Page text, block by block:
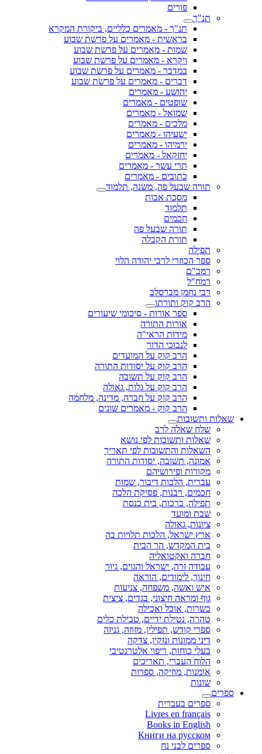
פורים
תנ"ך
תנ"ך - מאמרים כלליים, ביקורת המקרא
בראשית - מאמרים על פרשת שבוע
שמות - מאמרים על פרשת שבוע
ויקרא - מאמרים על פרשת שבוע
במדבר - מאמרים על פרשת שבוע
דברים - מאמרים על פרשת שבוע
יהושע - מאמרים
שופטים - מאמרים
שמואל - מאמרים
מלכים - מאמרים
ישעיהו - מאמרים
ירמיהו - מאמרים
יחזקאל - מאמרים
תרי עשר - מאמרים
כתובים - מאמרים
תורה שבעל פה, משנה, תלמוד
מסכת אבות
תלמוד
חכמים
תורה שבעל פה
תורת הקבלה
תפילה
ספר הכוזרי לרבי יהודה הלוי
רמב"ם
רמח"ל
רבי נחמן מברסלב
הרב קוק ותורתו
ספר אורות - סיכומי שיעורים
אורות התורה
מידות הראי"ה
לנבוכי הדור
הרב קוק על המועדים
הרב קוק על יסודות התורה
הרב קוק על תשובה
הרב קוק על גלות, גאולה
הרב קוק על חברה, מדינה, מלחמה
הרב קוק - מאמרים שונים
שאלות ותשובות
שלח שאלה לרב
שאלות ותשובות לפי נושא
השאלות והתשובות לפי תאריך
אמונה, תשובה, יסודות התורה
מקורות ופירושיהם
עברית, הלכות דיבור, שמות
חכמים, רבנות, פסיקת הלכה
תפילה, ברכות, בית כנסת
שבת ומועד
ציונות, גאולה
ארץ ישראל, הלכות תלויות בה
בית המקדש, הר הבית
חברה ואקטואליה
עבודה זרה, ישראל והגוים, גיור
חינוך, לימודים, הוראה
איש ואשה, משפחה, צניעות
גוף ומראה חיצוני, בגדים, ציצית
כשרות, אוכל ואכילה
טהרה, נטילת ידיים, טבילת כלים
ספרי קודש, תפילין, מזוזה, גניזה
דיני ממונות ונזקין, צדקה
בעלי כוחות, ריפוי אלטרנטיבי
הלוח העברי, תאריכים
אומנות, מוזיקה, ספרות
שונות
ספרים
ספרים בעברית
Livres en français
Books in English
Книги на русском
ספרים לבני נח